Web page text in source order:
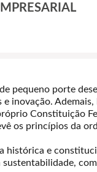
pequeno porte
inovação.
Constituição
os princípios da
e